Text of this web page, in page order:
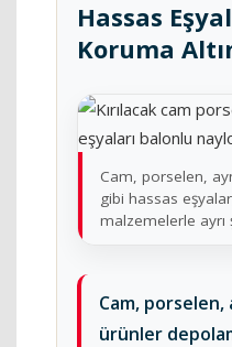
Hassas
Koruma
Cam, porselen,
gibi hassas
malzemelerle ayrı
Cam,
ürünler